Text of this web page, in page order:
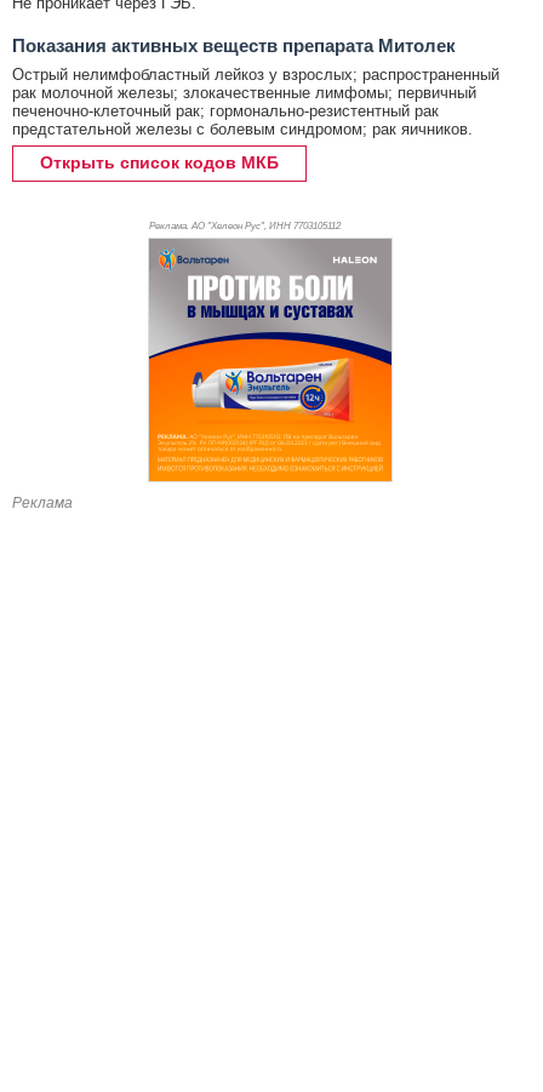
Показания активных веществ препарата Митолек
Острый нелимфобластный лейкоз у взрослых; распространенный
рак молочной железы; злокачественные лимфомы; первичный
печеночно-клеточный рак; гормонально-резистентный рак
предстательной железы с болевым синдромом; рак яичников.
Открыть список кодов МКБ
Реклама. АО "Хелеон Рус", ИНН 7703105112
Реклама